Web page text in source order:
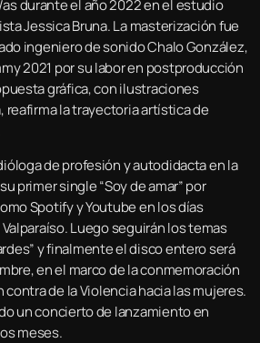
durante el año 2022 en el estudio
Jessica Bruna. La masterización fue
ingeniero de sonido Chalo González,
2021 por su labor en postproducción
gráfica, con ilustraciones
reafirma la trayectoria artística de
de profesión y autodidacta en la
primer single “Soy de amar” por
Spotify y Youtube en los días
Luego seguirán los temas
y finalmente el disco entero será
en el marco de la conmemoración
de la Violencia hacia las mujeres.
un concierto de lanzamiento en
meses.